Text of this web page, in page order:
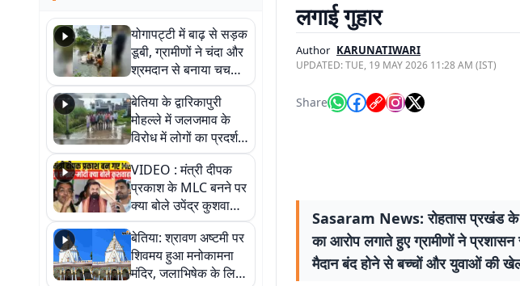
योगापट्टी में बाढ़ से सड़क
डूबी, ग्रामीणों ने चंदा और
श्रमदान से बनाया चचरी
पुल
बेतिया के द्वारिकापुरी
मोहल्ले में जलजमाव के
विरोध में लोगों का प्रदर्शन,
स्थायी समाधान की मांग
VIDEO : मंत्री दीपक
प्रकाश के MLC बनने पर
क्या बोले उपेंद्र कुशवाहा,
सुनिए
बेतिया: श्रावण अष्टमी पर
शिवमय हुआ मनोकामना
मंदिर, जलाभिषेक के लिए
लगाई गुहार
Author KARUNATIWARI
UPDATED:TUE, 19 MAY 2026 11:28 AM (IST)
Share
Sasaram News: रोहतास प्रखंड के
का आरोप लगाते हुए ग्रामीणों ने प्रशासन
मैदान बंद होने से बच्चों और युवाओं की खेल